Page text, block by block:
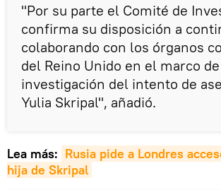
"Por su parte el Comité de
confirma su disposición a
colaborando con los órganos
del Reino Unido en el marco
investigación del intento de
Yulia Skripal", añadió.
Lea más: Rusia pide a Londres
hija de Skripal